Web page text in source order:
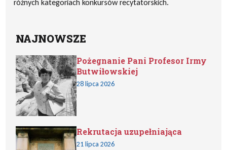
różnych kategoriach konkursów recytatorskich.
NAJNOWSZE
Pożegnanie Pani Profesor Irmy
Butwiłowskiej
28 lipca 2026
Rekrutacja uzupełniająca
21 lipca 2026